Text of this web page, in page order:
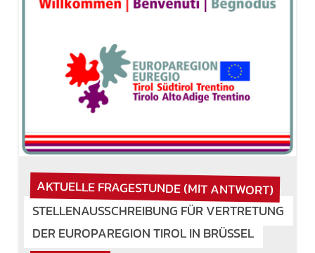
AKTUELLE FRAGESTUNDE (MIT ANTWORT)
STELLENAUSSCHREIBUNG FÜR VERTRETUNG
DER EUROPAREGION TIROL IN BRÜSSEL